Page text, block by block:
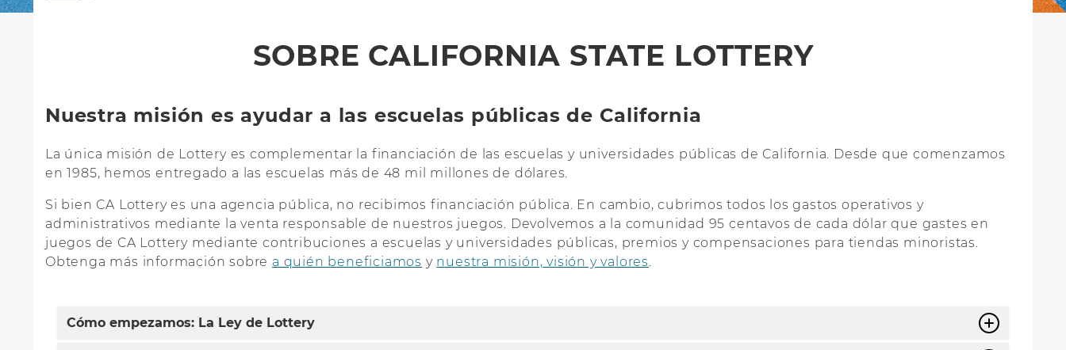
SOBRE CALIFORNIA STATE LOTTERY
Nuestra misión es ayudar a las escuelas públicas de California
La única misión de Lottery es complementar la financiación de las escuelas y universidades públicas de California. Desde que comenzamos
en 1985, hemos entregado a las escuelas más de 48 mil millones de dólares.
Si bien CA Lottery es una agencia pública, no recibimos financiación pública. En cambio, cubrimos todos los gastos operativos y
administrativos mediante la venta responsable de nuestros juegos. Devolvemos a la comunidad 95 centavos de cada dólar que gastes en
juegos de CA Lottery mediante contribuciones a escuelas y universidades públicas, premios y compensaciones para tiendas minoristas.
Obtenga más información sobre a quién beneficiamos y nuestra misión, visión y valores
Cómo empezamos: La Ley de Lottery